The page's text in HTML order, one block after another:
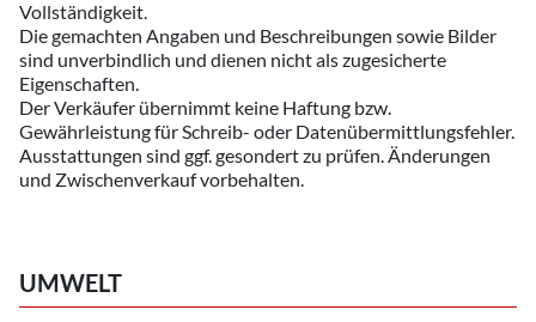
Vollständigkeit.
Die gemachten Angaben und Beschreibungen sowie Bilder
sind unverbindlich und dienen nicht als zugesicherte
Eigenschaften.
Der Verkäufer übernimmt keine Haftung bzw.
Gewährleistung für Schreib- oder Datenübermittlungsfehler.
Ausstattungen sind ggf. gesondert zu prüfen. Änderungen
und Zwischenverkauf vorbehalten.
UMWELT